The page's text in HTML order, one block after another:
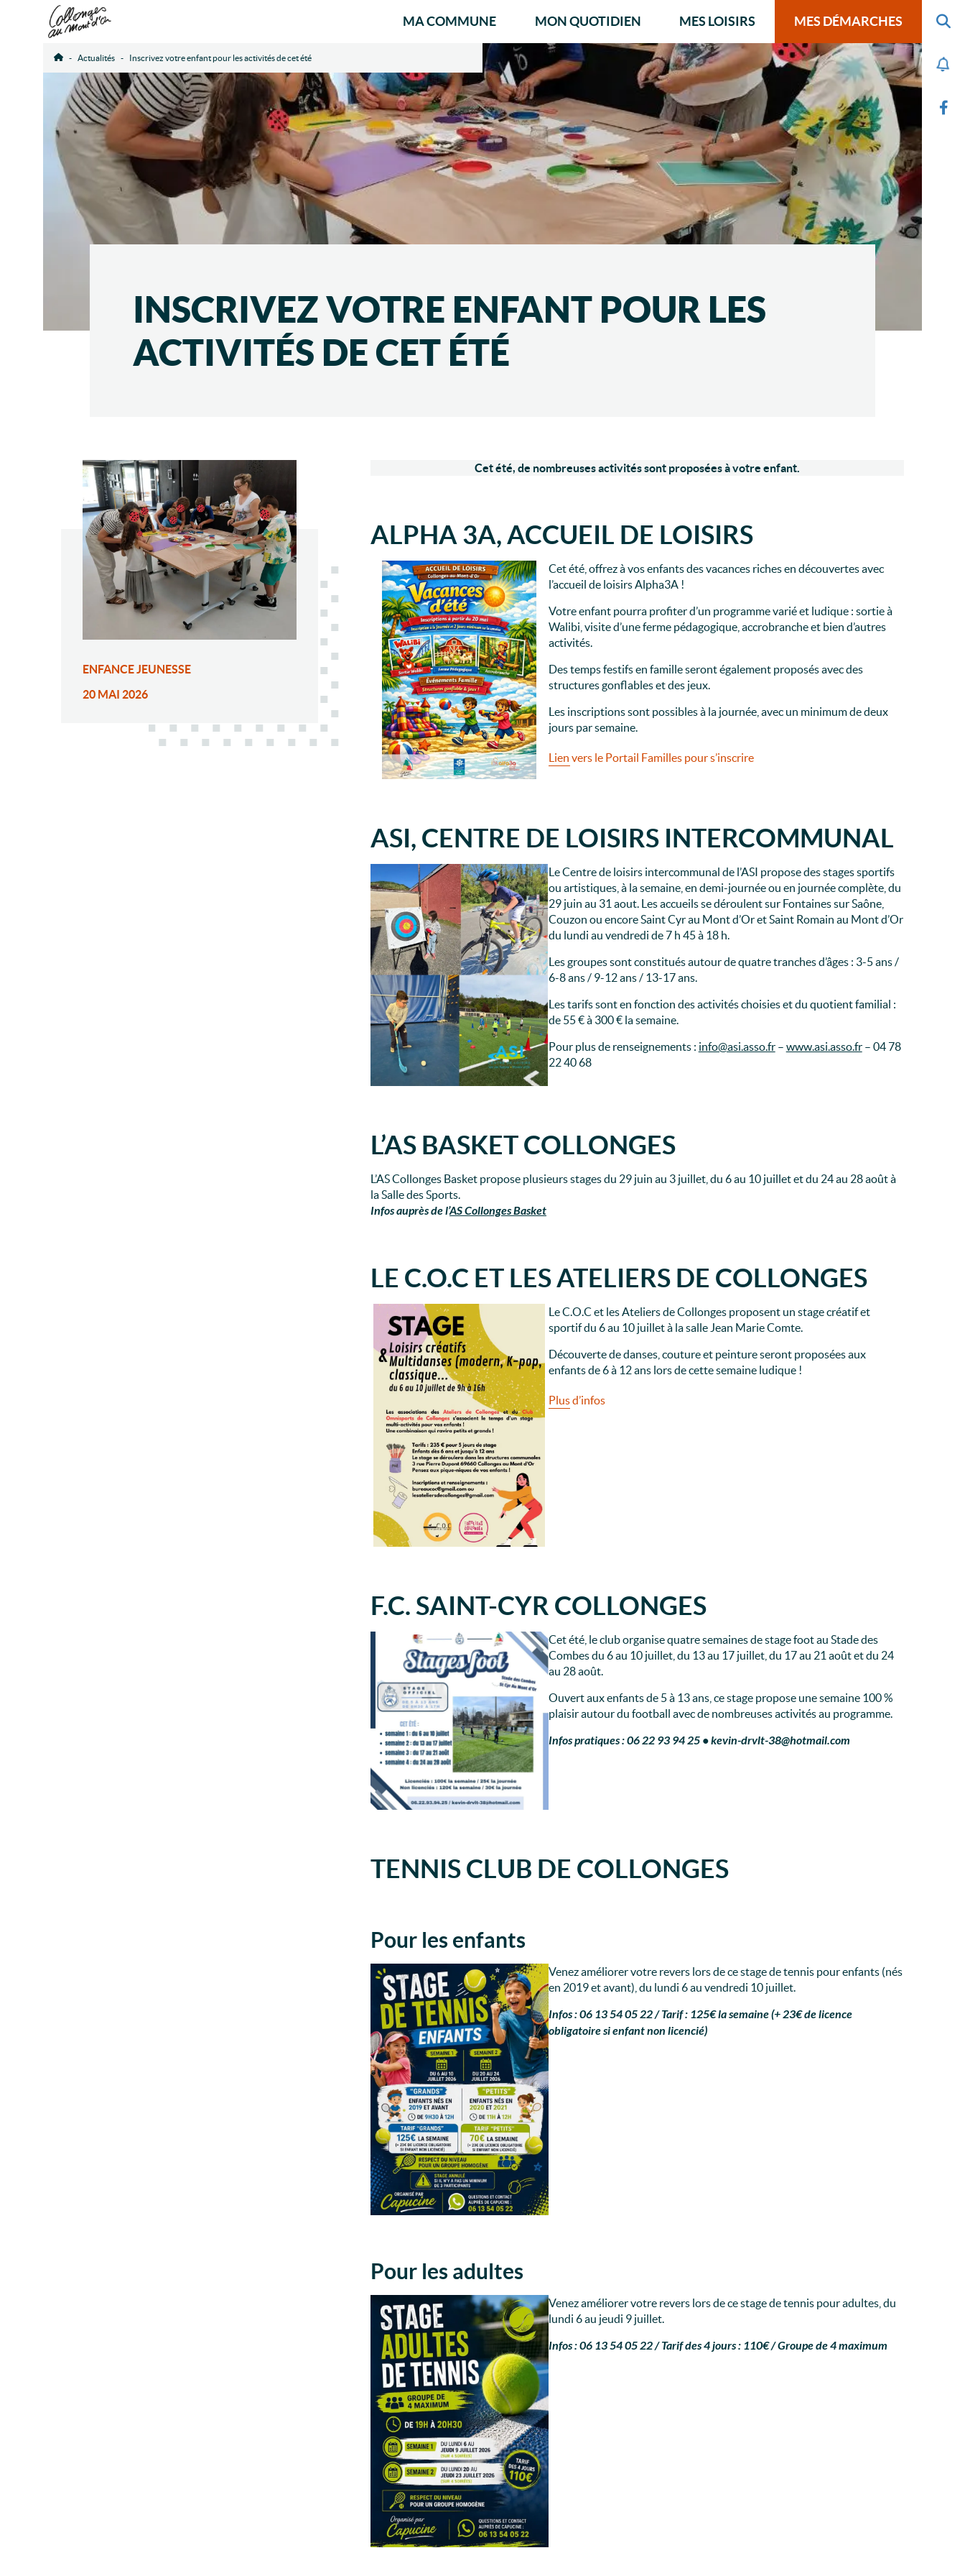
MA COMMUNE MON QUOTIDIEN MES LOISIRS MES DÉMARCHES
Actualités Inscrivez votre enfant pour les activités de cet été
INSCRIVEZ VOTRE ENFANT POUR LES
ACTIVITÉS DE CET ÉTÉ
ENFANCE JEUNESSE
20 MAI 2026
Cet été, de nombreuses activités sont proposées à votre enfant.
ALPHA 3A, ACCUEIL DE LOISIRS
Cet été, offrez à vos enfants des vacances riches en découvertes avec
l’accueil de loisirs Alpha3A !
Votre enfant pourra profiter d’un programme varié et ludique : sortie à
Walibi, visite d’une ferme pédagogique, accrobranche et bien d’autres
activités.
Des temps festifs en famille seront également proposés avec des
structures gonflables et des jeux.
Les inscriptions sont possibles à la journée, avec un minimum de deux
jours par semaine.
Lien vers le Portail Familles pour s’inscrire
ASI, CENTRE DE LOISIRS INTERCOMMUNAL
Le Centre de loisirs intercommunal de l’ASI propose des stages sportifs
ou artistiques, à la semaine, en demi-journée ou en journée complète, du
29 juin au 31 aout. Les accueils se déroulent sur Fontaines sur Saône,
Couzon ou encore Saint Cyr au Mont d’Or et Saint Romain au Mont d’Or
du lundi au vendredi de 7 h 45 à 18 h.
Les groupes sont constitués autour de quatre tranches d’âges : 3-5 ans /
6-8 ans / 9-12 ans / 13-17 ans.
Les tarifs sont en fonction des activités choisies et du quotient familial :
de 55 € à 300 € la semaine.
Pour plus de renseignements : info@asi.asso.fr– www.asi.asso.fr– 04 78
22 40 68
L’AS BASKET COLLONGES
L’AS Collonges Basket propose plusieurs stages du 29 juin au 3 juillet, du 6 au 10 juillet et du 24 au 28 août à
la Salle des Sports.
Infos auprès de l’AS Collonges Basket
LE C.O.C ET LES ATELIERS DE COLLONGES
Le C.O.C et les Ateliers de Collonges proposent un stage créatif et
sportif du 6 au 10 juillet à la salle Jean Marie Comte.
Découverte de danses, couture et peinture seront proposées aux
enfants de 6 à 12 ans lors de cette semaine ludique !
Plus d’infos
F.C. SAINT-CYR COLLONGES
Cet été, le club organise quatre semaines de stage foot au Stade des
Combes du 6 au 10 juillet, du 13 au 17 juillet, du 17 au 21 août et du 24
au 28 août.
Ouvert aux enfants de 5 à 13 ans, ce stage propose une semaine 100 %
plaisir autour du football avec de nombreuses activités au programme.
Infos pratiques : 06 22 93 94 25 • kevin-drvlt-38@hotmail.com
TENNIS CLUB DE COLLONGES
Pour les enfants
Venez améliorer votre revers lors de ce stage de tennis pour enfants (nés
en 2019 et avant), du lundi 6 au vendredi 10 juillet.
Infos : 06 13 54 05 22 / Tarif : 125€ la semaine (+ 23€ de licence
obligatoire si enfant non licencié)
Pour les adultes
Venez améliorer votre revers lors de ce stage de tennis pour adultes, du
lundi 6 au jeudi 9 juillet.
Infos : 06 13 54 05 22 / Tarif des 4 jours : 110€ / Groupe de 4 maximum